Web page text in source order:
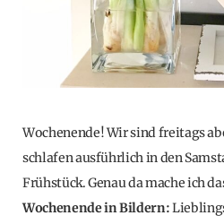
Wochenende! Wir sind freitags
schlafen ausführlich in den
Frühstück. Genau da mache ich
Wochenende in Bildern: